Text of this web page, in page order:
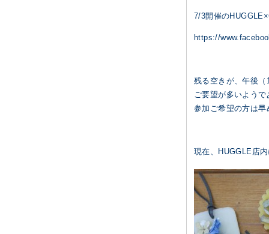
7/3開催の
https://
残る空きが、午後
ご要望が多いよう
参加ご希望の方は
現在、HUGGLE店